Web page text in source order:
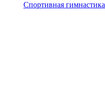
Спортивная гимнастика